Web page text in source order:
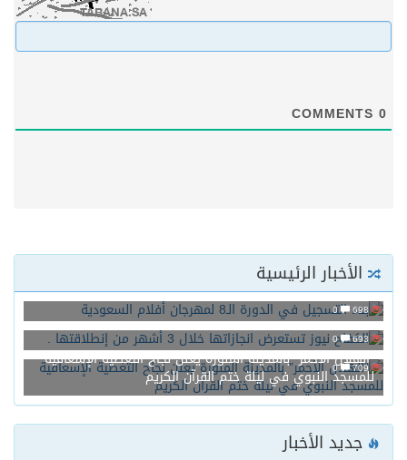
0
الأخبار الرئيسية
698
0
بدء التسجيل في الدورة الـ8 لمهرجان أفلام السعودية
693
0
الكفاح نيوز تستعرض انجازاتها خلال 3 أشهر من إنطلاقتها .
709
0
“الهلال الأحمر” بالمدينة المنورة يعلن نجاح التغطية الإسعافية
للمسجد النبوي في ليلة ختم القرآن الكريم
جديد الأخبار